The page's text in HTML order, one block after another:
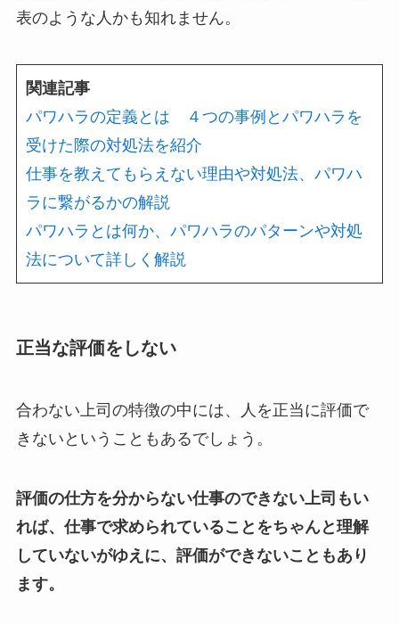
表のような人かも知れません。
関連記事
パワハラの定義とは ４つの事例とパワハラを
受けた際の対処法を紹介
仕事を教えてもらえない理由や対処法、パワハ
ラに繋がるかの解説
パワハラとは何か、パワハラのパターンや対処
法について詳しく解説
正当な評価をしない
合わない上司の特徴の中には、人を正当に評価で
きないということもあるでしょう。
評価の仕方を分からない仕事のできない上司もい
れば、仕事で求められていることをちゃんと理解
していないがゆえに、評価ができないこともあり
ます。